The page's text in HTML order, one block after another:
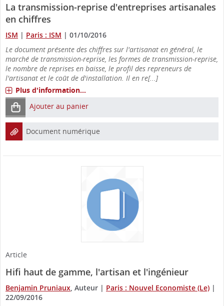
La transmission-reprise d'entreprises artisanales
en chiffres
ISM | Paris : ISM | 01/10/2016
Le document présente des chiffres sur l'artisanat en général, le
marché de transmission-reprise, les formes de transmission-reprise,
le nombre de reprises en baisse, le profil des repreneurs de
l'artisanat et le coût de d'installation. Il en re[...]
Plus d'information...
Ajouter au panier
Document numérique
Article
Hifi haut de gamme, l'artisan et l'ingénieur
Benjamin Pruniaux , Auteur | Paris : Nouvel Economiste (Le) |
22/09/2016